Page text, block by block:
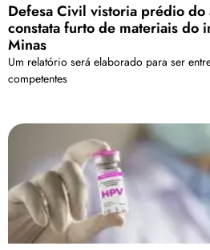
Defesa Civil vistoria prédio do
constata furto de materiais do
Minas
Um relatório será elaborado para ser
competentes